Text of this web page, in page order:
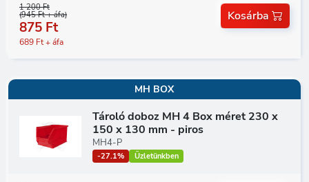
1 200 Ft
(945 Ft + áfa)
875 Ft
689 Ft + áfa
Kosárba
MH BOX
Tároló doboz MH 4 Box méret 230 x
150 x 130 mm - piros
MH4-P
-27.1% Üzletünkben